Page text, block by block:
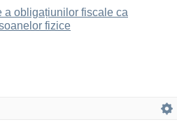
a obligațiunilor fiscale ca
fizice